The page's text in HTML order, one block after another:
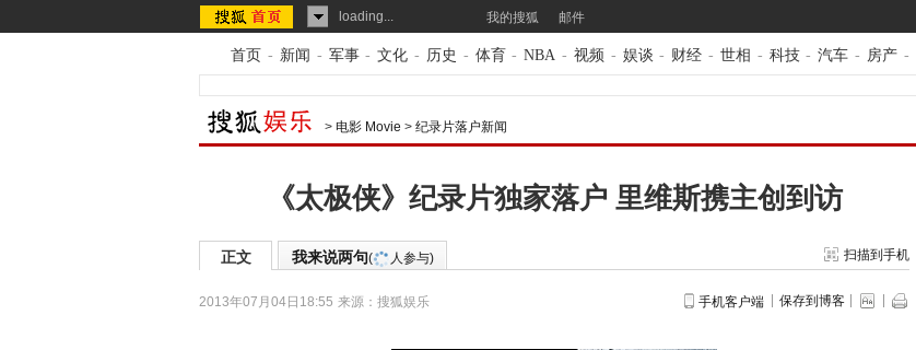
loading... 我的搜狐 邮件
首页 - 新闻 - 军事 - 文化 - 历史 - 体育 - NBA - 视频 - 娱谈 - 财经 - 世相 - 科技 - 汽车 - 房产 -
> 电影 Movie > 纪录片落户新闻
《太极侠》纪录片独家落户 里维斯携主创到访
正文 我来说两句( 人参与) 扫描到手机
2013年07月04日18:55 来源： 搜狐娱乐 手机客户端 保存到博客